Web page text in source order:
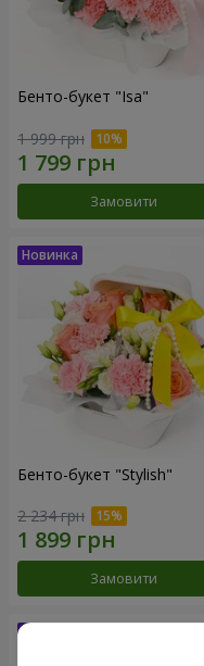
Бенто-букет "Isa"
1 999 грн
Замовити
Бенто-букет "Stylish"
2 234 грн
Замовити